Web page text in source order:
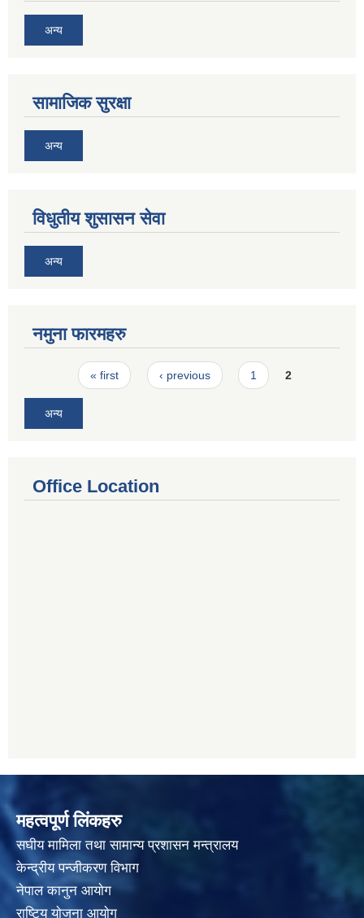
अन्य
सामाजिक सुरक्षा
अन्य
विधुतीय शुसासन सेवा
अन्य
नमुना फारमहरु
Pages« first ‹ previous 1 2
अन्य
Office Location
महत्वपूर्ण लिंकहरु
स‌घीय मामिला तथा सामान्य प्रशासन मन्त्रालय
केन्द्रीय पन्जीकरण विभाग
नेपाल कानुन आयाेग
राष्टि्य याेजना आयाेग